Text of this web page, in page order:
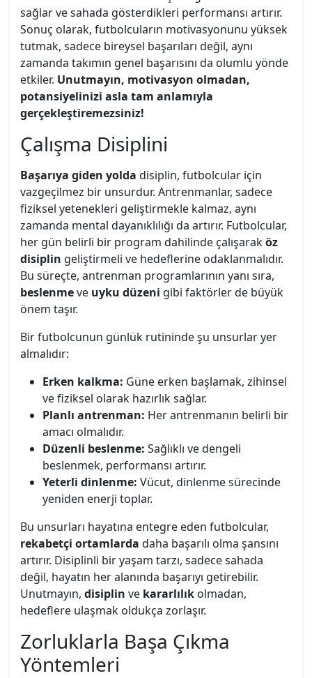
sağlar ve sahada gösterdikleri performansı artırır.
Sonuç olarak, futbolcuların motivasyonunu yüksek
tutmak, sadece bireysel başarıları değil, aynı
zamanda takımın genel başarısını da olumlu yönde
etkiler. Unutmayın, motivasyon olmadan,
potansiyelinizi asla tam anlamıyla
gerçekleştiremezsiniz!
Çalışma Disiplini
Başarıya giden yolda disiplin, futbolcular için
vazgeçilmez bir unsurdur. Antrenmanlar, sadece
fiziksel yetenekleri geliştirmekle kalmaz, aynı
zamanda mental dayanıklılığı da artırır. Futbolcular,
her gün belirli bir program dahilinde çalışaraköz
disiplin geliştirmeli ve hedeflerine odaklanmalıdır.
Bu süreçte, antrenman programlarının yanı sıra,
beslenmeve uyku düzeni gibi faktörler de büyük
önem taşır.
Bir futbolcunun günlük rutininde şu unsurlar yer
almalıdır:
Erken kalkma: Güne erken başlamak, zihinsel
ve fiziksel olarak hazırlık sağlar.
Planlı antrenman: Her antrenmanın belirli bir
amacı olmalıdır.
Düzenli beslenme: Sağlıklı ve dengeli
beslenmek, performansı artırır.
Yeterli dinlenme: Vücut, dinlenme sürecinde
yeniden enerji toplar.
Bu unsurları hayatına entegre eden futbolcular,
rekabetçi ortamlarda daha başarılı olma şansını
artırır. Disiplinli bir yaşam tarzı, sadece sahada
değil, hayatın her alanında başarıyı getirebilir.
Unutmayın, disiplin ve kararlılık olmadan,
hedeflere ulaşmak oldukça zorlaşır.
Zorluklarla Başa Çıkma
Yöntemleri